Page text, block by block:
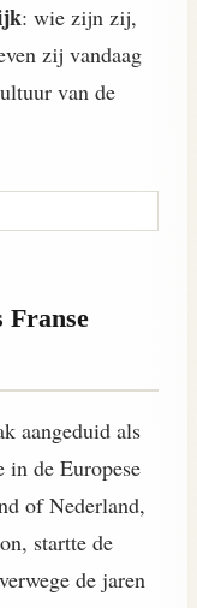
: wie zijn zij,
zij vandaag
van de
Franse
aangeduid als
in de Europese
of Nederland,
startte de
de jaren